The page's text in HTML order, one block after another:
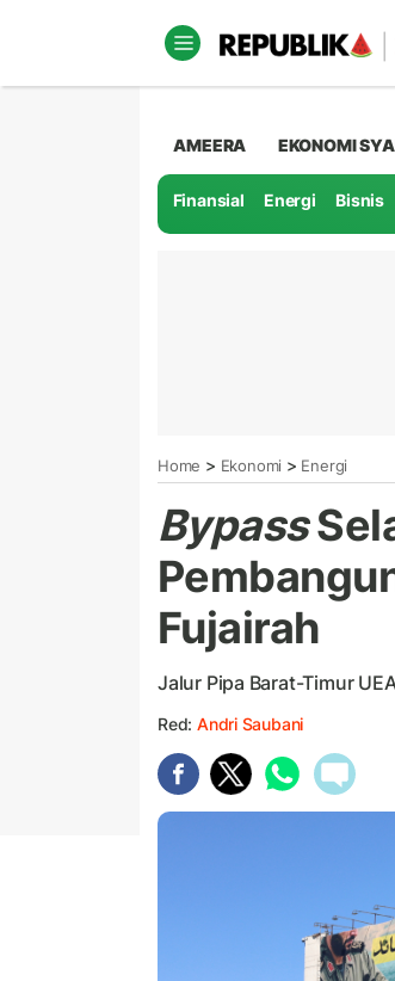
AMEERA EKONOMI
Finansial Energi Bisnis
Home > Ekonomi > Energi
Bypass
Fujairah
Jalur Pipa Barat-Timur
Red: Andri Saubani